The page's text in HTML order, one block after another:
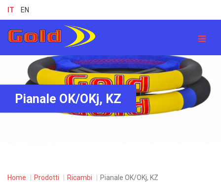
IT EN
Pianale OK/OKj, KZ
Home Prodotti Ricambi Pianale OK/OKj, KZ